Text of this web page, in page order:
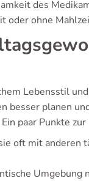
des
oder ohne
Lebensstil
besser planen
paar Punkte
oft mit anderen
Umgebung